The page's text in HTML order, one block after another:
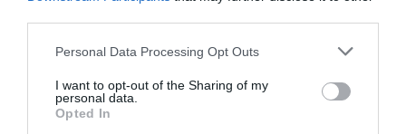
Please note that this website/app uses one or more Google
not limited to your visit or usage behaviour. You may click to
grant or deny consent to Google and its third-party tags to
use your data for below specified purposes in below Google
Personal Data Processing Opt Outs
I want to opt-out of the Sharing of my
personal data.
Opted In